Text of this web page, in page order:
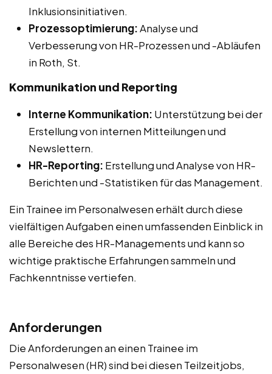
Inklusionsinitiativen.
Prozessoptimierung:Analyse und
Verbesserung von HR-Prozessen und -Abläufen
in Roth, St.
Kommunikation und Reporting
Interne Kommunikation: Unterstützung bei der
Erstellung von internen Mitteilungen und
Newslettern.
HR-Reporting: Erstellung und Analyse von HR-
Berichten und -Statistiken für das Management.
Ein Trainee im Personalwesen erhält durch diese
vielfältigen Aufgaben einen umfassenden Einblick in
alle Bereiche des HR-Managements und kann so
wichtige praktische Erfahrungen sammeln und
Fachkenntnisse vertiefen.
Anforderungen
Die Anforderungen an einen Trainee im
Personalwesen (HR) sind bei diesen Teilzeitjobs,